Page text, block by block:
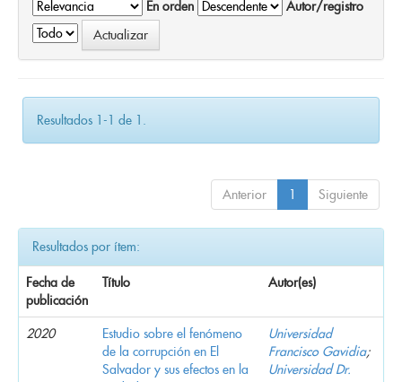
En orden
Autor/registro
Resultados 1-1 de 1.
Anterior 1 Siguiente
Resultados por ítem:
Fecha de
publicación
Título Autor(es)
2020
Estudio sobre el fenómeno
de la corrupción en El
Salvador y sus efectos en la
Universidad
Francisco Gavidia;
Universidad Dr.